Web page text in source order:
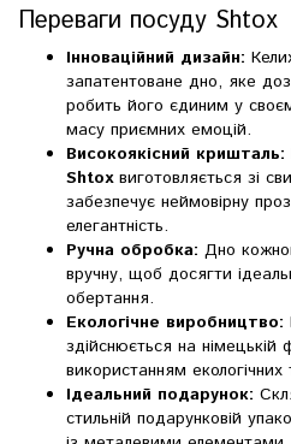
Переваги посуду Shtox
Інноваційний дизайн:
запатентоване дно, яке
робить його єдиним у
масу приємних емоцій.
Високоякісний кришталь:
Shtoxвиготовляється зі
забезпечує неймовірну
елегантність.
Ручна обробка: Дно
вручну, щоб досягти
обертання.
Екологічне виробництво:
здійснюється на німецькій
використанням екологічних
Ідеальний подарунок:
стильній подарунковій